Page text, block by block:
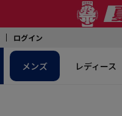
ログイン
メンズ レディース